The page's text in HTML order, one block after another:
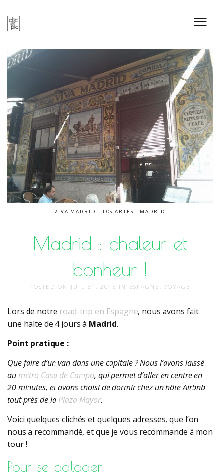
VIVA MADRID - LOS ARTES - MADRID
Madrid : chaleur et
bonheur !
POSTED ON JUIL 31, 2015 IN ESPAGNE ,VOYAGE
Lors de notre road-trip en Espagne, nous avons fait
une halte de 4 jours à Madrid.
Point pratique :
Que faire d’un van dans une capitale ? Nous l’avons laissé
aumétro Casa de Campo, qui permet d’aller en centre en
20 minutes, et avons choisi de dormir chez un hôte Airbnb
tout près de la Plaza Mayor.
Voici quelques clichés et quelques adresses, que l’on
nous a recommandé, et que je vous recommande à mon
tour !
Pour se balader